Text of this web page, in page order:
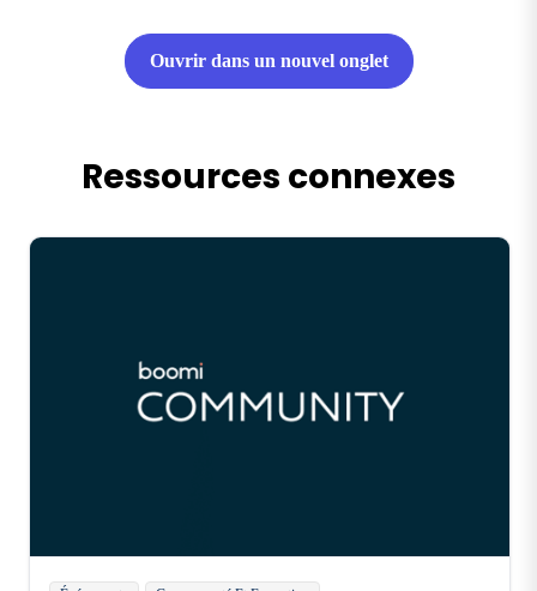
Ouvrir dans un nouvel onglet
Ressources connexes